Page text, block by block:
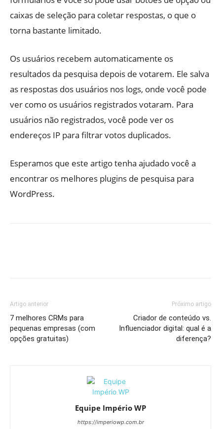
caixas de seleção para coletar respostas, o que o
torna bastante limitado.
Os usuários recebem automaticamente os
resultados da pesquisa depois de votarem. Ele salva
as respostas dos usuários nos logs, onde você pode
ver como os usuários registrados votaram. Para
usuários não registrados, você pode ver os
endereços IP para filtrar votos duplicados.
Esperamos que este artigo tenha ajudado você a
encontrar os melhores plugins de pesquisa para
WordPress.
Artigo anterior
7 melhores CRMs para
pequenas empresas (com
opções gratuitas)
Próximo artigo
Criador de conteúdo vs.
Influenciador digital: qual é a
diferença?
Equipe Império WP
https://imperiowp.com.br